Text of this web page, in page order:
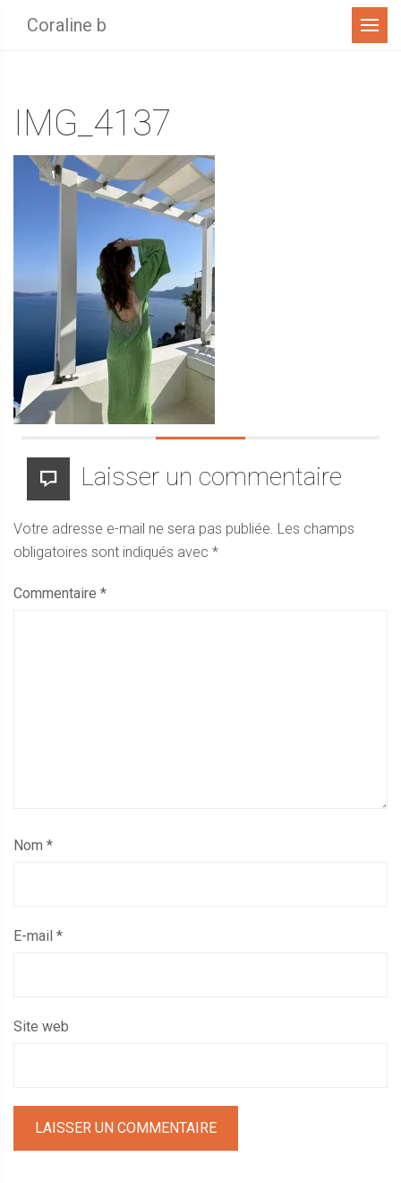
Coraline b Menu
IMG_4137
Laisser un commentaire
Votre adresse e-mail ne sera pas publiée. Les champs
obligatoires sont indiqués avec *
Commentaire *
Nom *
E-mail *
Site web